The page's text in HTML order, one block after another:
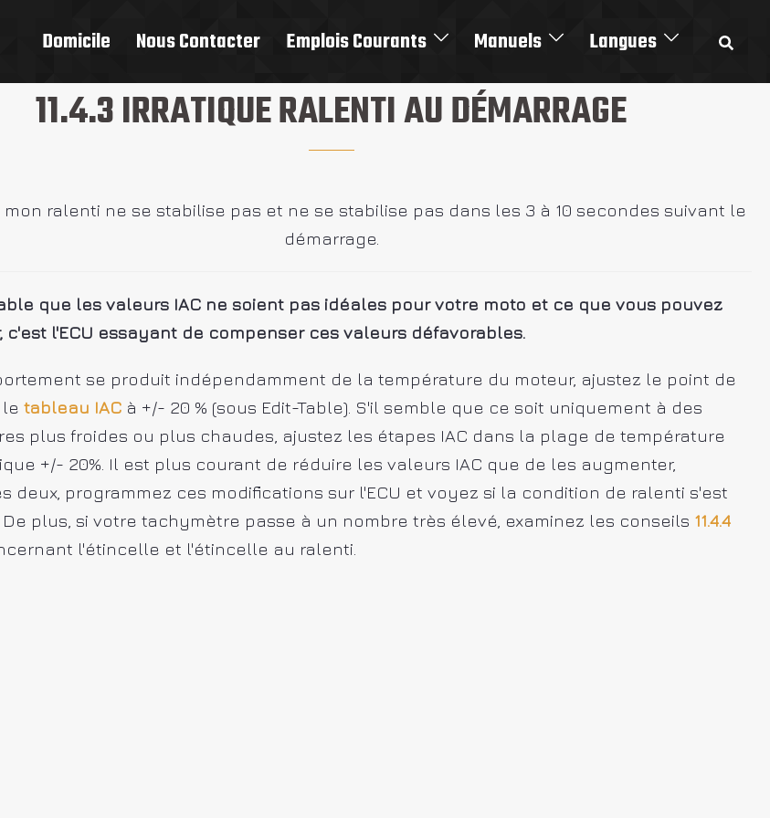
Domicile Nous Contacter Emplois Courants Manuels Langues
11.4.3 IRRATIQUE RALENTI AU DÉMARRAGE
mon ralenti ne se stabilise pas et ne se stabilise pas dans les 3 à 10 secondes suivant le
démarrage.
que les valeurs IAC ne soient pas idéales pour votre moto et ce que vous pouvez
c'est l'ECU essayant de compenser ces valeurs défavorables.
se produit indépendamment de la température du moteur, ajustez le point de
letableau IAC à +/- 20 % (sous Edit-Table). S'il semble que ce soit uniquement à des
plus froides ou plus chaudes, ajustez les étapes IAC dans la plage de température
+/- 20%. Il est plus courant de réduire les valeurs IAC que de les augmenter,
deux, programmez ces modifications sur l'ECU et voyez si la condition de ralenti s'est
De plus, si votre tachymètre passe à un nombre très élevé, examinez les conseils 11.4.4
l'étincelle et l'étincelle au ralenti.